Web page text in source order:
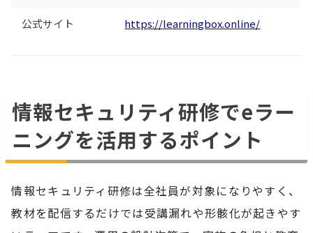
公式サイト https://learningbox.online/
情報セキュリティ研修でeラー
ニングを活用するポイント
情報セキュリティ研修は全社員が対象になりやすく、
教材を配信するだけでは受講漏れや形骸化が起きやす